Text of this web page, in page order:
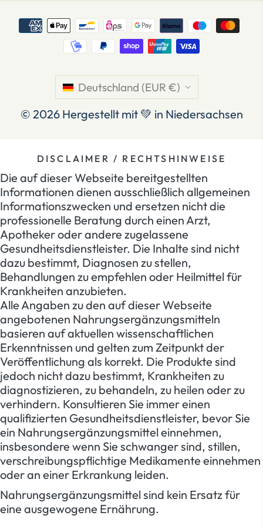
Deutschland (EUR €)
© 2026 Hergestellt mit 💚 in Niedersachsen
DISCLAIMER / RECHTSHINWEISE
Die auf dieser Webseite bereitgestellten
Informationen dienen ausschließlich allgemeinen
Informationszwecken und ersetzen nicht die
professionelle Beratung durch einen Arzt,
Apotheker oder andere zugelassene
Gesundheitsdienstleister. Die Inhalte sind nicht
dazu bestimmt, Diagnosen zu stellen,
Behandlungen zu empfehlen oder Heilmittel für
Krankheiten anzubieten.
Alle Angaben zu den auf dieser Webseite
angebotenen Nahrungsergänzungsmitteln
basieren auf aktuellen wissenschaftlichen
Erkenntnissen und gelten zum Zeitpunkt der
Veröffentlichung als korrekt. Die Produkte sind
jedoch nicht dazu bestimmt, Krankheiten zu
diagnostizieren, zu behandeln, zu heilen oder zu
verhindern. Konsultieren Sie immer einen
qualifizierten Gesundheitsdienstleister, bevor Sie
ein Nahrungsergänzungsmittel einnehmen,
insbesondere wenn Sie schwanger sind, stillen,
verschreibungspflichtige Medikamente einnehmen
oder an einer Erkrankung leiden.
Nahrungsergänzungsmittel sind kein Ersatz für
eine ausgewogene Ernährung.